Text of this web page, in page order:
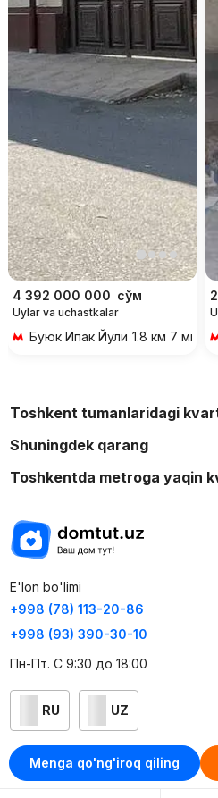
Menga qo'ng'iroq qiling
4 392 000 000 сўм
Uylar va uchastkalar
Буюк Ипак Йули 1.8 км 7 мин
Toshkent tumanlaridagi
Shuningdek qarang
Toshkentda metroga yaqin
E'lon bo'limi
+998 (78) 113-20-86
+998 (93) 390-30-10
Пн-Пт. С 9:30 до 18:00
RU UZ
Kontaktlar